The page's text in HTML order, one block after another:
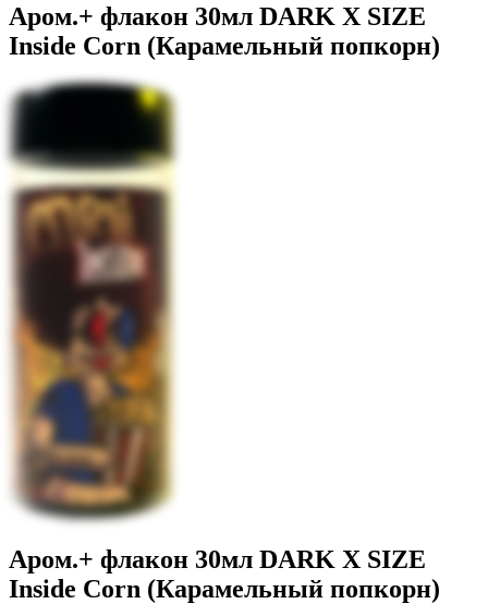
Аром.+ флакон 30мл DARK X SIZE
Inside Corn (Карамельный попкорн)
Аром.+ флакон 30мл DARK X SIZE
Inside Corn (Карамельный попкорн)